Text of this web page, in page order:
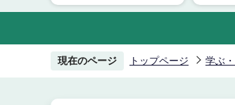
頭
現在のページ トップページ 学ぶ